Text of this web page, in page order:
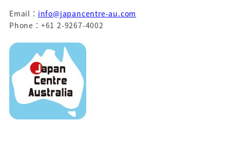
Email： info@japancentre-au.com
Phone：+61 2-9267-4002